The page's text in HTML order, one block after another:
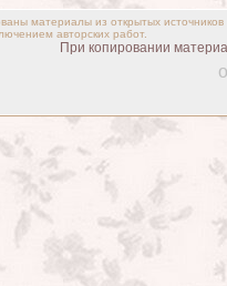
материалы из открытых
авторских работ.
При копировании